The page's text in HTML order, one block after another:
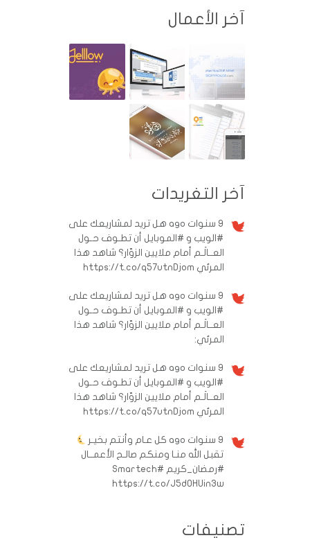
آخر الأعمال
آخر التغريدات
9 سنوات ago
هل تريد لمشاريعك على
#الويب و #الموبايل أن تطـوف حـول
العــالَـم أمام ملايين الزوّار؟ شاهد هذا
المرئي https://t.co/q57utnDjom
9 سنوات ago
هل تريد لمشاريعك على
#الويب و #الموبايل أن تطـوف حـول
العــالَـم أمام ملايين الزوّار؟ شاهد هذا
المرئي:
9 سنوات ago
هل تريد لمشاريعك على
#الويب و #الموبايل أن تطـوف حـول
العــالَـم أمام ملايين الزوّار؟ شاهد هذا
المرئي https://t.co/q57utnDjom
9 سنوات ago
كل عـام وأنتم بخيـر
تقبل الله منـا ومنكم صالـح الأعمــال
#رمضان_كريم #Smartech
https://t.co/J5d0HUin3w
تصنيفات